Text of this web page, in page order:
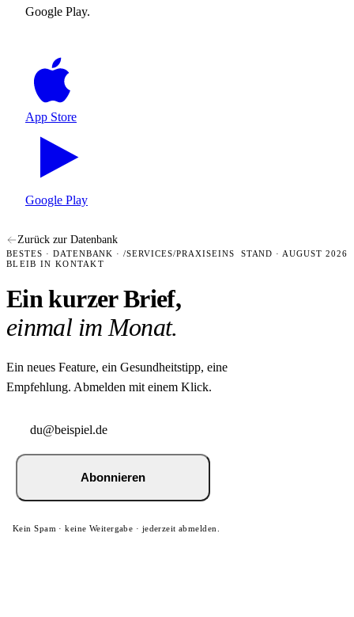
Google Play.
App Store
Google Play
Zurück zur Datenbank
BESTES · DATENBANK · /SERVICES/PRAXISEINS
STAND · AUGUST 2026
BLEIB IN KONTAKT
Ein kurzer Brief,
einmal im Monat.
Ein neues Feature, ein Gesundheitstipp, eine
Empfehlung. Abmelden mit einem Klick.
Abonnieren
Kein Spam · keine Weitergabe · jederzeit abmelden.